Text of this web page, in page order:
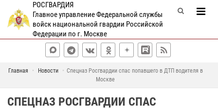
РОСГВАРДИЯ
Главное управление Федеральной службы
войск национальной гвардии Российской
Федерации по г. Москве
Главная Новости
Спецназ Росгвардии спас попавшего в ДТП водителя в
Москве
СПЕЦНАЗ РОСГВАРДИИ СПАС